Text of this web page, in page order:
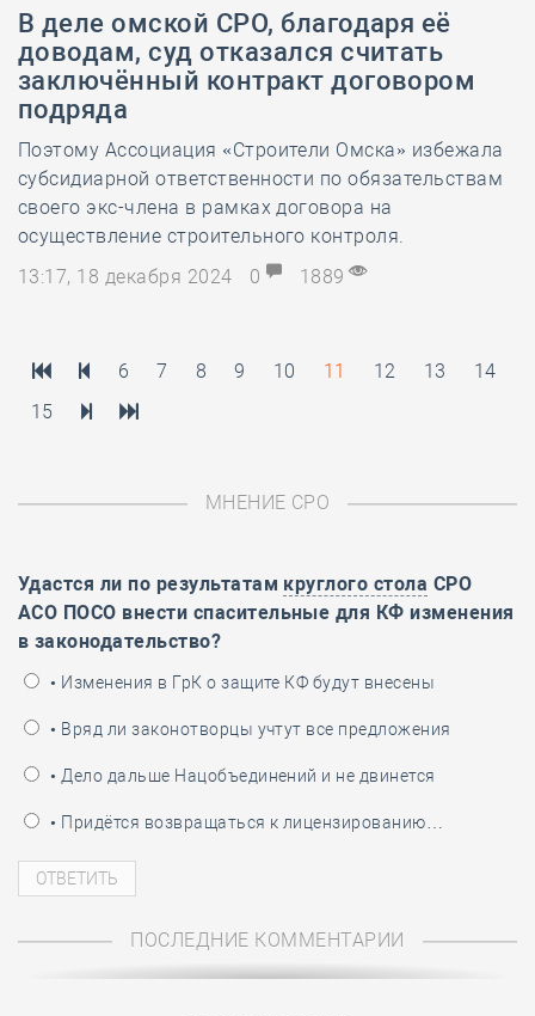
В деле омской СРО, благодаря её
доводам, суд отказался считать
заключённый контракт договором
подряда
Поэтому Ассоциация «Строители Омска» избежала
субсидиарной ответственности по обязательствам
своего экс-члена в рамках договора на
осуществление строительного контроля.
13:17, 18 декабря 2024
0 1889
6 7 8 9 10 11 12 13
14
15
МНЕНИЕ СРО
Удастся ли по результатам круглого стола СРО
АСО ПОСО внести спасительные для КФ изменения
в законодательство?
• Изменения в ГрК о защите КФ будут внесены
• Вряд ли законотворцы учтут все предложения
• Дело дальше Нацобъединений и не двинется
• Придётся возвращаться к лицензированию…
ПОСЛЕДНИЕ КОММЕНТАРИИ